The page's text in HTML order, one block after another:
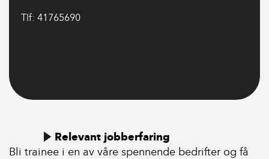
Tlf: 41765690
Relevant jobberfaring
Bli trainee i en av våre spennende bedrifter og få